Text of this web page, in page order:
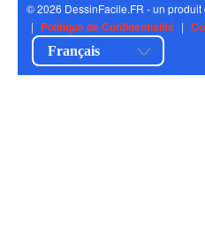
© 2026 DessinFacile.FR - un produit
| Politique de Confidentialité |
Français